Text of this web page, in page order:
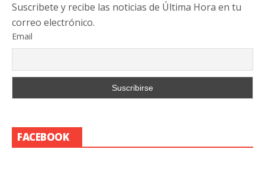
Suscribete y recibe las noticias de Última Hora en tu
correo electrónico.
Email
FACEBOOK